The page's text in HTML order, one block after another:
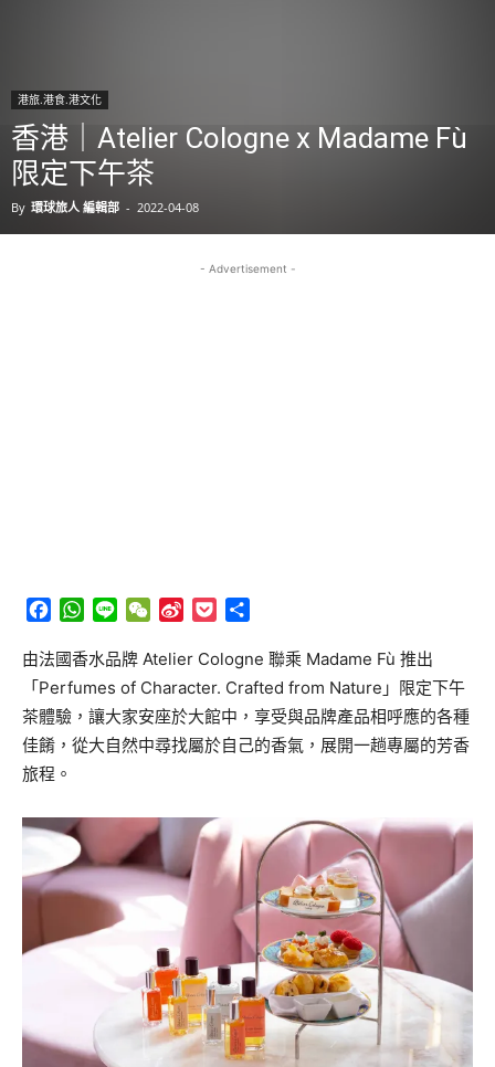
港旅.港食.港文化
香港｜Atelier Cologne x Madame Fù
限定下午茶
By 環球旅人 編輯部 - 2022-04-08
- Advertisement -
Facebook
WhatsApp
Line WeChat
Sina
Pocket
由法國香水品牌 Atelier Cologne 聯乘 Madame Fù 推出
「Perfumes of Character. Crafted from Nature」限定下午
茶體驗，讓大家安座於大館中，享受與品牌產品相呼應的各種
佳餚，從大自然中尋找屬於自己的香氣，展開一趟專屬的芳香
旅程。